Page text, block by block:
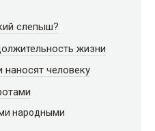
слепыш?
жизни
человеку
народными